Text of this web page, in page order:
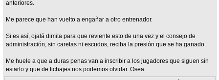
anteriores.
Me parece que han vuelto a engañar a otro entrenador.
Si es así, ojalá dimita para que reviente esto de una vez y el consejo de
administración, sin caretas ni escudos, reciba la presión que se ha ganado.
Me huele a que a duras penas van a inscribir a los jugadores que siguen sin
estarlo y que de fichajes nos podemos olvidar. Osea...